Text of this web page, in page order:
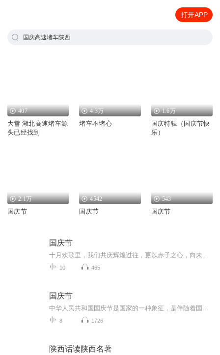
打开APP
国庆高速堵车陕西
407
大雪 湖北高速堵车源
头已经找到
4.3万
堵车不堵心
1.6万
国庆特辑（国庆节快
乐）
2.1万
国庆节
4542
国庆节
543
国庆节
国庆节
10 465
国庆节
8 1726
陕西话读陕西名著